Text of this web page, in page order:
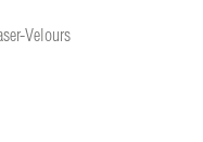
Velours